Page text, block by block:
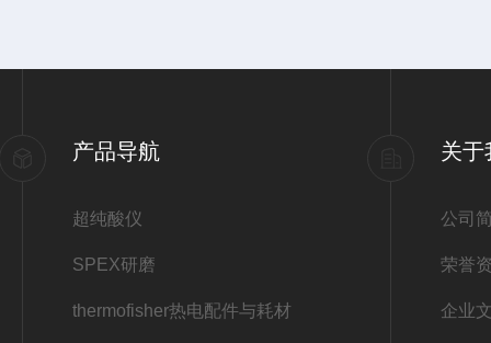
产品导航
超纯酸仪
SPEX研磨
thermofisher热电配件与耗材
关于
公司
荣誉
企业